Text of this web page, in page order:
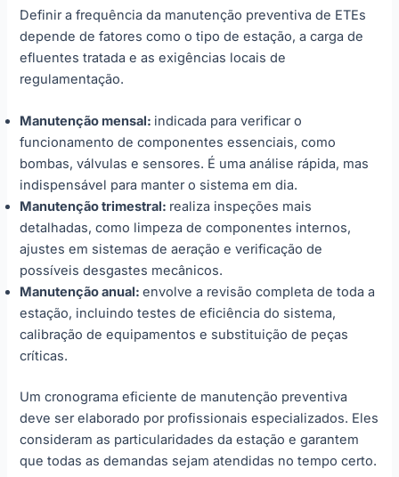
Definir a frequência da manutenção preventiva de ETEs
depende de fatores como o tipo de estação, a carga de
efluentes tratada e as exigências locais de
regulamentação.
Manutenção mensal: indicada para verificar o
funcionamento de componentes essenciais, como
bombas, válvulas e sensores. É uma análise rápida, mas
indispensável para manter o sistema em dia.
Manutenção trimestral: realiza inspeções mais
detalhadas, como limpeza de componentes internos,
ajustes em sistemas de aeração e verificação de
possíveis desgastes mecânicos.
Manutenção anual:envolve a revisão completa de toda a
estação, incluindo testes de eficiência do sistema,
calibração de equipamentos e substituição de peças
críticas.
Um cronograma eficiente de manutenção preventiva
deve ser elaborado por profissionais especializados. Eles
consideram as particularidades da estação e garantem
que todas as demandas sejam atendidas no tempo certo.